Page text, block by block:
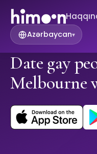
Azərbaycan▾
Date gay
Melbourne